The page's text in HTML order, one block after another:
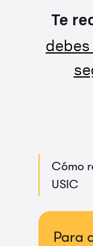
Te
Cómo
USIC
Para